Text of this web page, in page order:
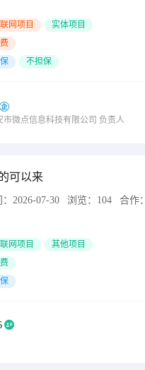
网项目 实体项目
不担保
市微点信息科技有限公司 负责人
可以来
2026-07-30 浏览： 104 合作：
网项目 其他项目